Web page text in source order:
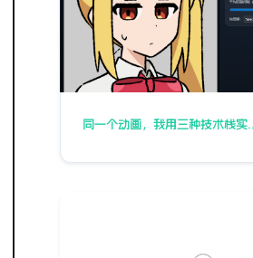
同一个动画，我用三种技术栈实…